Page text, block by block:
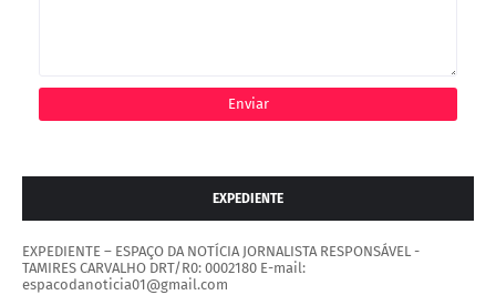
EXPEDIENTE
EXPEDIENTE – ESPAÇO DA NOTÍCIA JORNALISTA RESPONSÁVEL -
TAMIRES CARVALHO DRT/R0: 0002180 E-mail:
espacodanoticia01@gmail.com